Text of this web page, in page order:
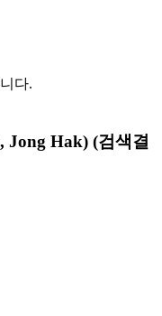
다.
Jong Hak) (검색결